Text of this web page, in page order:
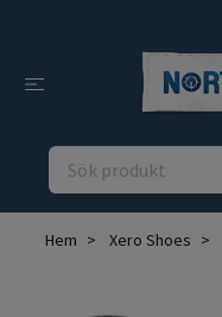
Hem Xero Shoes